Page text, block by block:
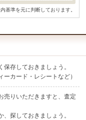
基準を元に判断しております。
存しておきましょう。
ーカード・レシートなど）
売りいただきますと、査定
探しておきましょう。